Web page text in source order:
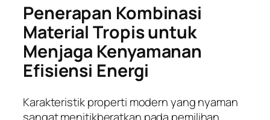
Penerapan Kombinasi
Material Tropis untuk
Menjaga Kenyamanan
Efisiensi Energi
Karakteristik properti modern yang nyaman
sangat menitikberatkan pada pemilihan